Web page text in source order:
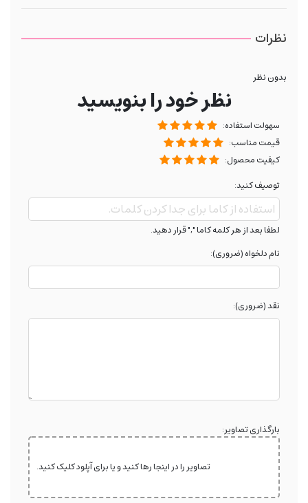
نظرات
بدون نظر
نظر خود را بنویسید
سهولت استفاده:
قیمت مناسب:
کیفیت محصول:
توصیف کنید:
لطفا بعد از هر کلمه کاما "," قرار دهید.
نام دلخواه (ضروری):
نقد (ضروری):
بارگذاری تصاویر:
تصاویر را در اینجا رها کنید و یا برای آپلود کلیک کنید.